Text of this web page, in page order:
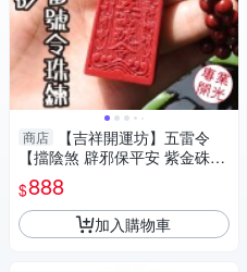
商店
【吉祥開運坊】五雷令
【擋陰煞 辟邪保平安 紫金硃砂
石五雷號令 五雷令項鍊】開光
擇日
$888
加入購物車